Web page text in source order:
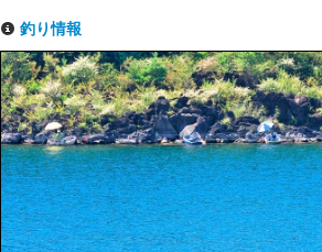
釣り情報